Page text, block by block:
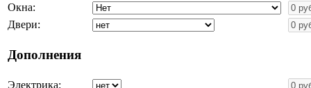
Окна:
Двери:
Дополнения
Электрика: